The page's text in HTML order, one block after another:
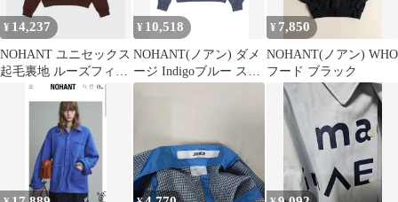
¥ 14,237
NOHANT ユニセックス
起毛裏地 ルーズフィッ
ト フードジップアップ
ブラウン L 新品
¥ 10,518
NOHANT(ノアン) ダメ
ージ Indigoブルー スウ
ェット / メンズ スウェ
¥ 7,850
NOHANT(ノアン) WHO
フード ブラック